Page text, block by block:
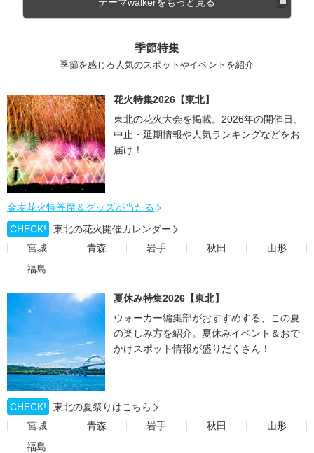
季節特集
季節を感じる人気のスポットやイベントを紹介
花火特集2026【東北】
東北の花火大会を掲載。2026年の開催日、
中止・延期情報や人気ランキングなどをお
届け！
金麦花火特等席＆グッズが当たる
CHECK!
東北の花火開催カレンダー
宮城
青森 岩手 秋田
山形
福島
夏休み特集2026【東北】
ウォーカー編集部がおすすめする、この夏
の楽しみ方を紹介。夏休みイベント＆おで
かけスポット情報が盛りだくさん！
CHECK!
東北の夏祭りはこちら
宮城
青森 岩手 秋田
山形
福島